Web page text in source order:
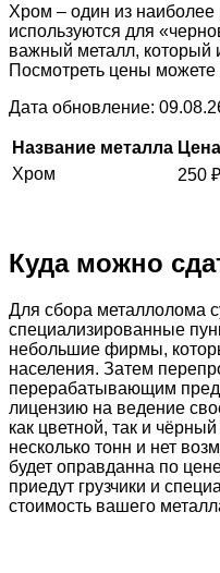
Хром – один из
используются для
важный металл, который
Посмотреть цены можете
Дата обновление:
Название металла Цена
Хром
250 ₽
Куда можно
Для сбора металлолома
специализированные
небольшие фирмы,
населения. Затем
перерабатывающим
лицензию на ведение
как цветной, так и
несколько тонн и нет
будет оправданна по
приедут грузчики и
стоимость вашего